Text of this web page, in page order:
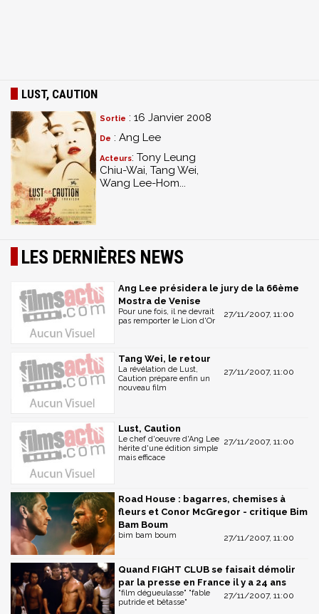
LUST, CAUTION
Sortie : 16 Janvier 2008
De : Ang Lee
Acteurs: Tony Leung
Chiu-Wai, Tang Wei,
Wang Lee-Hom...
LES DERNIÈRES NEWS
Ang Lee présidera le jury de la 66ème
Mostra de Venise
27/11/2007, 11:00
Pour une fois, il ne devrait
pas remporter le Lion d'Or
Tang Wei, le retour
27/11/2007, 11:00
La révélation de Lust,
Caution prépare enfin un
nouveau film
Lust, Caution
27/11/2007, 11:00
Le chef d'oeuvre d'Ang Lee
hérite d'une édition simple
mais efficace
Road House : bagarres, chemises à
fleurs et Conor McGregor - critique Bim
Bam Boum
27/11/2007, 11:00
bim bam boum
Quand FIGHT CLUB se faisait démolir
par la presse en France il y a 24 ans
27/11/2007, 11:00
"film dégueulasse" "fable
putride et bêtasse"